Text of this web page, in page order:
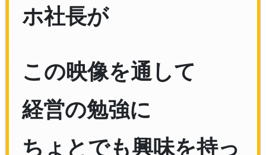
ホ社長が
この映像を通して
経営の勉強に
ちょとでも興味を持っ